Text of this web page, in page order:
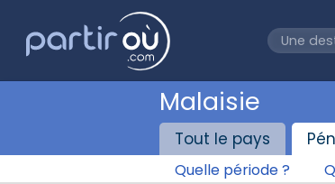
Malaisie
Tout le pays
Quelle période ?